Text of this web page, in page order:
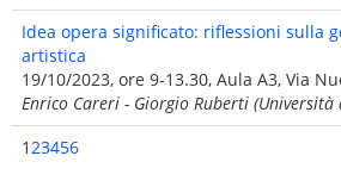
Idea opera significato: riflessioni sulla
artistica
19/10/2023, ore 9-13.30, Aula A3, Via
Enrico Careri - Giorgio Ruberti
123456